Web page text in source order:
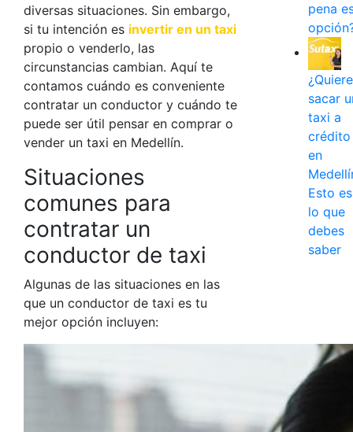
diversas situaciones. Sin embargo,
si tu intención es invertir en un taxi
propio o venderlo, las
circunstancias cambian. Aquí te
contamos cuándo es conveniente
contratar un conductor y cuándo te
puede ser útil pensar en comprar o
vender un taxi en Medellín.
Situaciones
comunes para
contratar un
conductor de taxi
Algunas de las situaciones en las
que un conductor de taxi es tu
mejor opción incluyen:
pena
sacar
taxi a
crédito
en
Esto es
lo que
debes
saber